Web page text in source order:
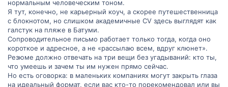
нормальным человеческим тоном.
Я тут, конечно, не карьерный коуч, а скорее путешественница
с блокнотом, но слишком академичные CV здесь выглядят как
галстук на пляже в Батуми.
Сопроводительное письмо работает только тогда, когда оно
короткое и адресное, а не «рассылаю всем, вдруг клюнет».
Резюме должно отвечать на три вещи без угадываний: кто ты,
что умеешь и зачем ты им нужен прямо сейчас.
Но есть оговорка: в маленьких компаниях могут закрыть глаза
на идеальный формат, если вас кто-то порекомендовал или вы